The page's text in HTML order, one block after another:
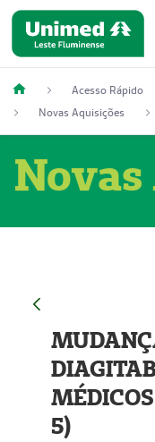
Acesso Rápido
Novas Aquisições
5)